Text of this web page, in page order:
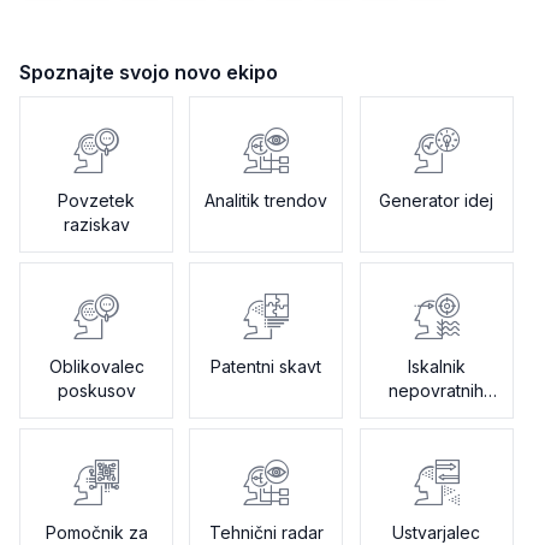
Spoznajte svojo novo ekipo
Povzetek
raziskav
Analitik trendov Generator idej
Oblikovalec
poskusov
Patentni skavt
Iskalnik
nepovratnih
sredstev
Pomočnik za
Tehnični radar
Ustvarjalec